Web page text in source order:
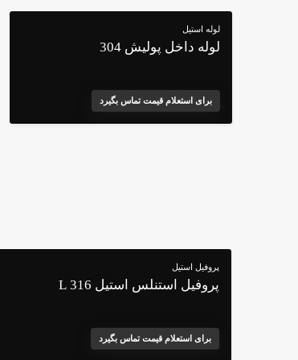
لوله استیل
لوله داخل پولیش 304
برای استعلام قیمت تماس بگیرد
پروفیل استیل
پروفیل استنلس استیل 316 L
برای استعلام قیمت تماس بگیرد